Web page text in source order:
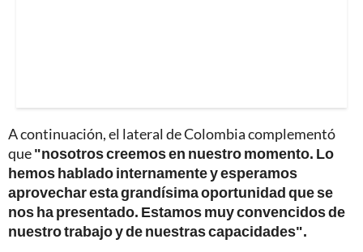
A continuación, el lateral de Colombia complementó
que"nosotros creemos en nuestro momento. Lo
hemos hablado internamente y esperamos
aprovechar esta grandísima oportunidad que se
nos ha presentado. Estamos muy convencidos de
nuestro trabajo y de nuestras capacidades".